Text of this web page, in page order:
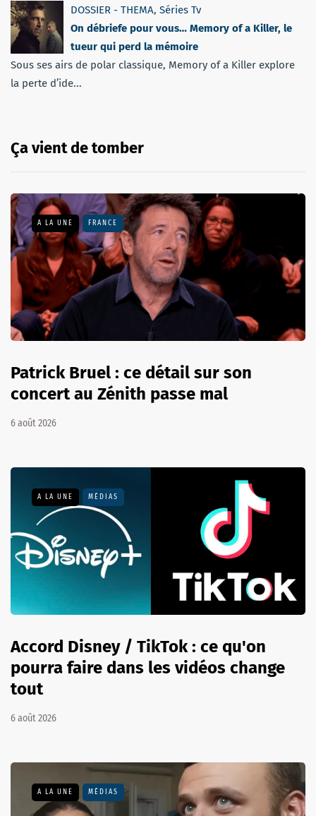
DOSSIER - THEMA, Séries Tv
On débriefe pour vous… Memory of a Killer, le
tueur qui perd la mémoire
Sous ses airs de polar classique, Memory of a Killer explore
la perte d’ide...
Ça vient de tomber
A LA UNE FRANCE
Patrick Bruel : ce détail sur son
concert au Zénith passe mal
6 août 2026
A LA UNE MÉDIAS
Accord Disney / TikTok : ce qu'on
pourra faire dans les vidéos change
tout
6 août 2026
A LA UNE MÉDIAS